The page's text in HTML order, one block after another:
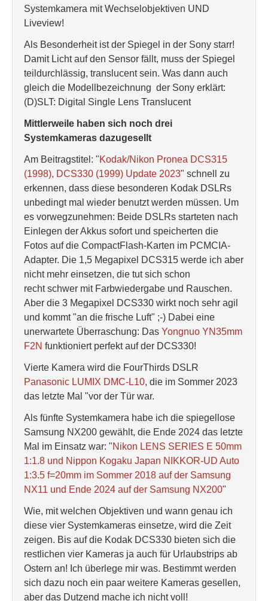
Systemkamera mit Wechselobjektiven UND
Liveview!
Als Besonderheit ist der Spiegel in der Sony starr!
Damit Licht auf den Sensor fällt, muss der Spiegel
teildurchlässig, translucent sein. Was dann auch
gleich die Modellbezeichnung der Sony erklärt:
(D)SLT: Digital Single Lens Translucent
Mittlerweile haben sich noch drei
Systemkameras dazugesellt
Am Beitragstitel: "Kodak/Nikon Pronea DCS315
(1998), DCS330 (1999) Update 2023" schnell zu
erkennen, dass diese besonderen Kodak DSLRs
unbedingt mal wieder benutzt werden müssen. Um
es vorwegzunehmen: Beide DSLRs starteten nach
Einlegen der Akkus sofort und speicherten die
Fotos auf die CompactFlash-Karten im PCMCIA-
Adapter. Die 1,5 Megapixel DCS315 werde ich aber
nicht mehr einsetzen, die tut sich schon
recht schwer mit Farbwiedergabe und Rauschen.
Aber die 3 Megapixel DCS330 wirkt noch sehr agil
und kommt "an die frische Luft" ;-) Dabei eine
unerwartete Überraschung: Das Yongnuo YN35mm
F2N funktioniert perfekt auf der DCS330!
Vierte Kamera wird die FourThirds DSLR
Panasonic LUMIX DMC-L10, die im Sommer 2023
das letzte Mal "vor der Tür war.
Als fünfte Systemkamera habe ich die spiegellose
Samsung NX200 gewählt, die Ende 2024 das letzte
Mal im Einsatz war: "Nikon LENS SERIES E 50mm
1:1.8 und Nippon Kogaku Japan NIKKOR-UD Auto
1:3.5 f=20mm im Sommer 2018 auf der Samsung
NX11 und Ende 2024 auf der Samsung NX200"
Wie, mit welchen Objektiven und wann genau ich
diese vier Systemkameras einsetze, wird die Zeit
zeigen. Bis auf die Kodak DCS330 bieten sich die
restlichen vier Kameras ja auch für Urlaubstrips ab
Ostern an! Ich überlege mir was. Bestimmt werden
sich dazu noch ein paar weitere Kameras gesellen,
aber das Dutzend mache ich nicht voll!